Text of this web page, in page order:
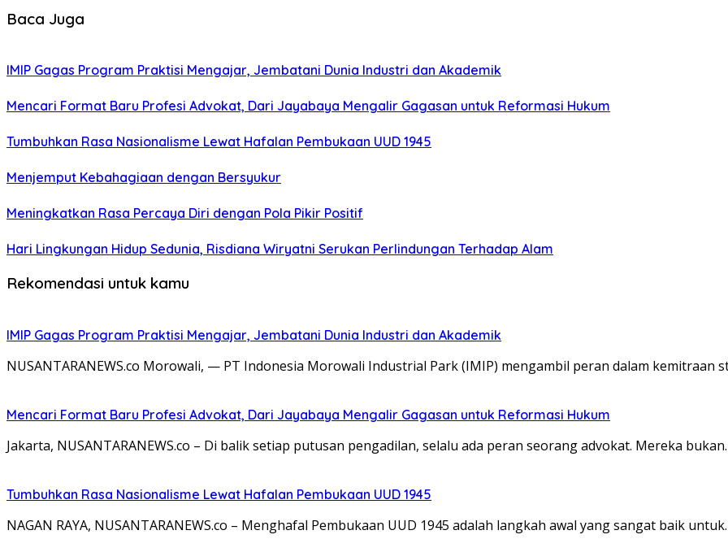
Baca Juga
IMIP Gagas Program Praktisi Mengajar, Jembatani Dunia Industri dan Akademik
Mencari Format Baru Profesi Advokat, Dari Jayabaya Mengalir Gagasan untuk Reformasi Hukum
Tumbuhkan Rasa Nasionalisme Lewat Hafalan Pembukaan UUD 1945
Menjemput Kebahagiaan dengan Bersyukur
Meningkatkan Rasa Percaya Diri dengan Pola Pikir Positif
Hari Lingkungan Hidup Sedunia, Risdiana Wiryatni Serukan Perlindungan Terhadap Alam
Rekomendasi untuk kamu
IMIP Gagas Program Praktisi Mengajar, Jembatani Dunia Industri dan Akademik
NUSANTARANEWS.co Morowali, — PT Indonesia Morowali Industrial Park (IMIP) mengambil peran dalam kemitraan
Mencari Format Baru Profesi Advokat, Dari Jayabaya Mengalir Gagasan untuk Reformasi Hukum
Jakarta, NUSANTARANEWS.co – Di balik setiap putusan pengadilan, selalu ada peran seorang advokat. Mereka
Tumbuhkan Rasa Nasionalisme Lewat Hafalan Pembukaan UUD 1945
NAGAN RAYA, NUSANTARANEWS.co – Menghafal Pembukaan UUD 1945 adalah langkah awal yang sangat baik